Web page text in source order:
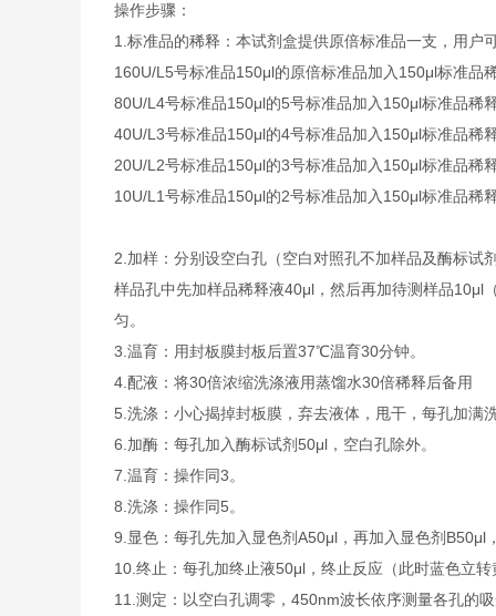
操作步骤：
1. 标准品的稀释：本试剂盒提供原倍标准品一支，用户
160U/L 5号标准品150μl的原倍标准品加入150μl标准品
80U/L 4号标准品150μl的5号标准品加入150μl标准品稀
40U/L 3号标准品150μl的4号标准品加入150μl标准品稀
20U/L 2号标准品150μl的3号标准品加入150μl标准品稀
10U/L 1号标准品150μl的2号标准品加入150μl标准品稀
2. 加样：分别设空白孔（空白对照孔不加样品及酶标试
样品孔中先加样品稀释液40μl，然后再加待测样品10μl
匀。
3. 温育：用封板膜封板后置37℃温育30分钟。
4. 配液：将30倍浓缩洗涤液用蒸馏水30倍稀释后备用
5. 洗涤：小心揭掉封板膜，弃去液体，甩干，每孔加满
6. 加酶：每孔加入酶标试剂50μl，空白孔除外。
7. 温育：操作同3。
8. 洗涤：操作同5。
9. 显色：每孔先加入显色剂A50μl，再加入显色剂
10. 终止：每孔加终止液50μl，终止反应（此时蓝色立转
11. 测定：以空白孔调零，450nm波长依序测量各孔的